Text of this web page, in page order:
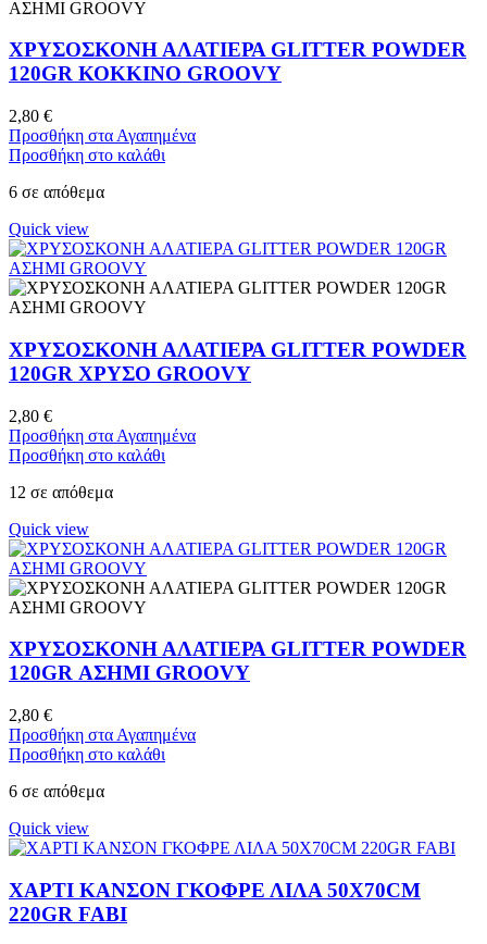
ΧΡΥΣΟΣΚΟΝΗ ΑΛΑΤΙΕΡΑ GLITTER POWDER
120GR ΚΟΚΚΙΝΟ GROOVY
2,80 €
Προσθήκη στα Αγαπημένα
Προσθήκη στο καλάθι
6 σε απόθεμα
Quick view
ΧΡΥΣΟΣΚΟΝΗ ΑΛΑΤΙΕΡΑ GLITTER POWDER
120GR ΧΡΥΣΟ GROOVY
2,80 €
Προσθήκη στα Αγαπημένα
Προσθήκη στο καλάθι
12 σε απόθεμα
Quick view
ΧΡΥΣΟΣΚΟΝΗ ΑΛΑΤΙΕΡΑ GLITTER POWDER
120GR ΑΣΗΜΙ GROOVY
2,80 €
Προσθήκη στα Αγαπημένα
Προσθήκη στο καλάθι
6 σε απόθεμα
Quick view
ΧΑΡΤΙ ΚΑΝΣΟΝ ΓΚΟΦΡΕ ΛΙΛΑ 50X70CM
220GR FABI